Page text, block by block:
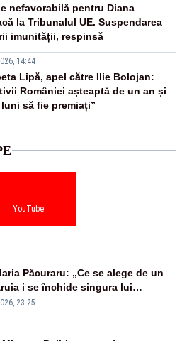
nefavorabilă pentru Diana
la Tribunalul UE. Suspendarea
imunității, respinsă
14:44
Lipă, apel către Ilie Bolojan:
României așteaptă de un an și
să fie premiați”
YouTube
Păcuraru: „Ce se alege de un
i se închide singura lui
23:25